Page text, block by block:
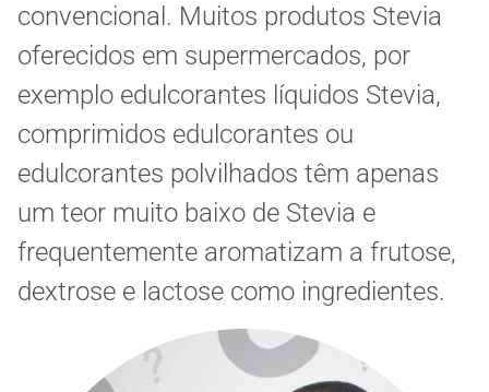
convencional. Muitos produtos Stevia
oferecidos em supermercados, por
exemplo edulcorantes líquidos Stevia,
comprimidos edulcorantes ou
edulcorantes polvilhados têm apenas
um teor muito baixo de Stevia e
frequentemente aromatizam a frutose,
dextrose e lactose como ingredientes.